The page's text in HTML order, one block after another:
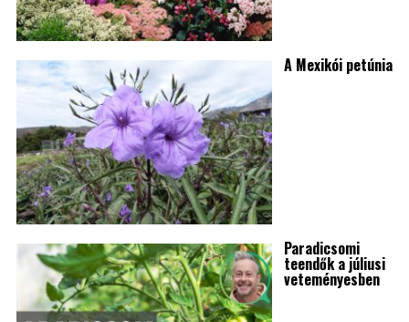
A Mexikói petúnia
Paradicsomi
teendők a júliusi
veteményesben